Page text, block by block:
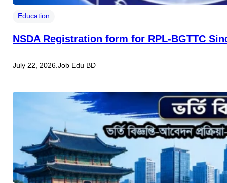
Education
NSDA Registration form for RPL-BGTTC
July 22, 2026.Job Edu BD